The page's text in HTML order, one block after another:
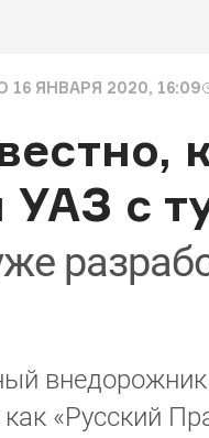
16 ЯНВАРЯ 2020, 16:09
УАЗ с
«Русский